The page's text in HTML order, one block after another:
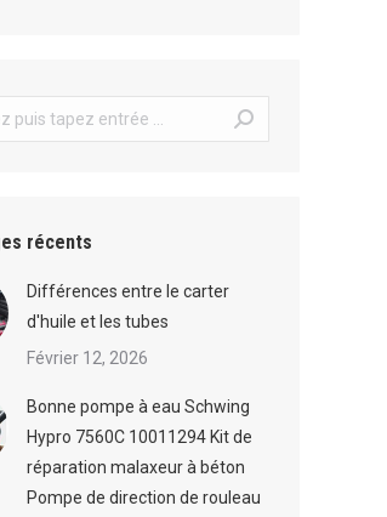
récents
Différences entre le carter
d'huile et les tubes
Février 12, 2026
Bonne pompe à eau Schwing
Hypro 7560C 10011294 Kit de
réparation malaxeur à béton
Pompe de direction de rouleau